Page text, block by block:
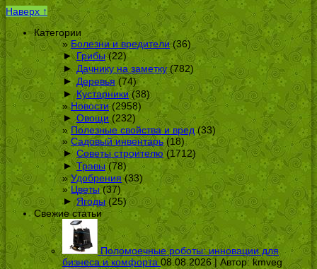
Наверх ↑
Категории
Болезни и вредители(36)
► Грибы(22)
► Дачнику на заметку(782)
► Деревья(74)
► Кустарники(38)
Новости(2958)
► Овощи(232)
Полезные свойства и вред(33)
Садовый инвентарь(18)
► Советы строителю(1712)
► Травы(78)
Удобрения(33)
Цветы(37)
► Ягоды(25)
Свежие статьи
Поломоечные роботы: инновации для
бизнеса и комфорта 08.08.2026 | Автор:kmveg